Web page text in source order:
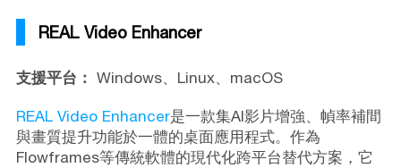
REAL Video Enhancer
支援平台： Windows、Linux、macOS
REAL Video Enhancer是一款集AI影片增強、幀率補間
與畫質提升功能於一體的桌面應用程式。作為
Flowframes等傳統軟體的現代化跨平台替代方案，它